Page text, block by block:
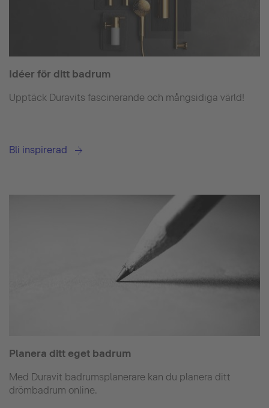
Idéer för ditt badrum
Upptäck Duravits fascinerande och mångsidiga värld!
Bli inspirerad
Planera ditt eget badrum
Med Duravit badrumsplanerare kan du planera ditt
drömbadrum online.